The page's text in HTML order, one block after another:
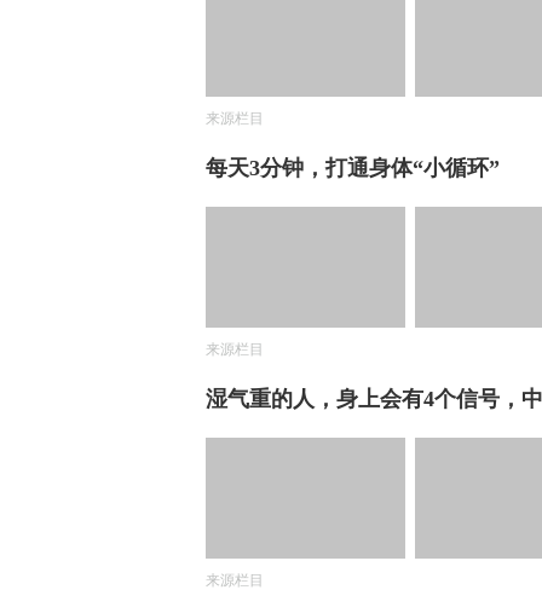
来源栏目
每天3分钟，打通身体“小循环”
来源栏目
湿气重的人，身上会有4个信号，
来源栏目